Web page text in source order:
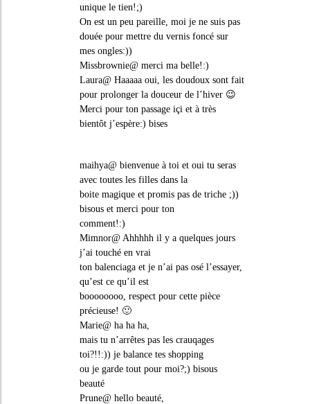
unique le tien!;)
On est un peu pareille, moi je ne suis pas
douée pour mettre du vernis foncé sur
mes ongles:))
Missbrownie@ merci ma belle!:)
Laura@ Haaaaa oui, les doudoux sont fait
pour prolonger la douceur de l’hiver 😉
Merci pour ton passage içi et à très
bientôt j’espère:) bises
maihya@ bienvenue à toi et oui tu seras
avec toutes les filles dans la
boite magique et promis pas de triche ;))
bisous et merci pour ton
comment!:)
Mimnor@ Ahhhhh il y a quelques jours
j’ai touché en vrai
ton balenciaga et je n’ai pas osé l’essayer,
qu’est ce qu’il est
boooooooo, respect pour cette pièce
précieuse! 🙂
Marie@ ha ha ha,
mais tu n’arrêtes pas les crauqages
toi?!!:)) je balance tes shopping
ou je garde tout pour moi?;) bisous
beauté
Prune@ hello beauté,